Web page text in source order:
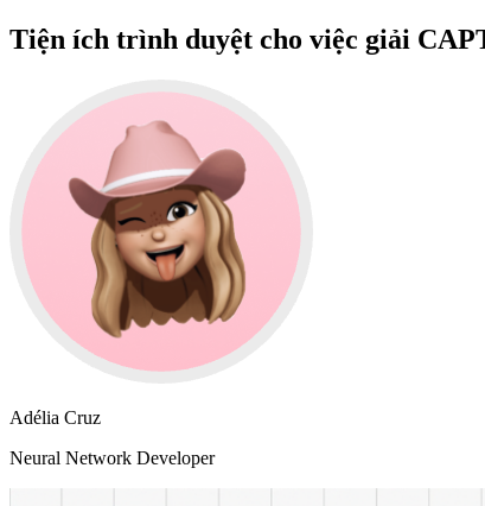
Tiện ích trình duyệt cho việc giải
Adélia Cruz
Neural Network Developer